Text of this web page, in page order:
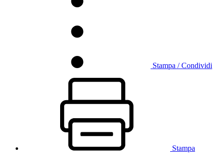
Stampa / Condividi
Stampa